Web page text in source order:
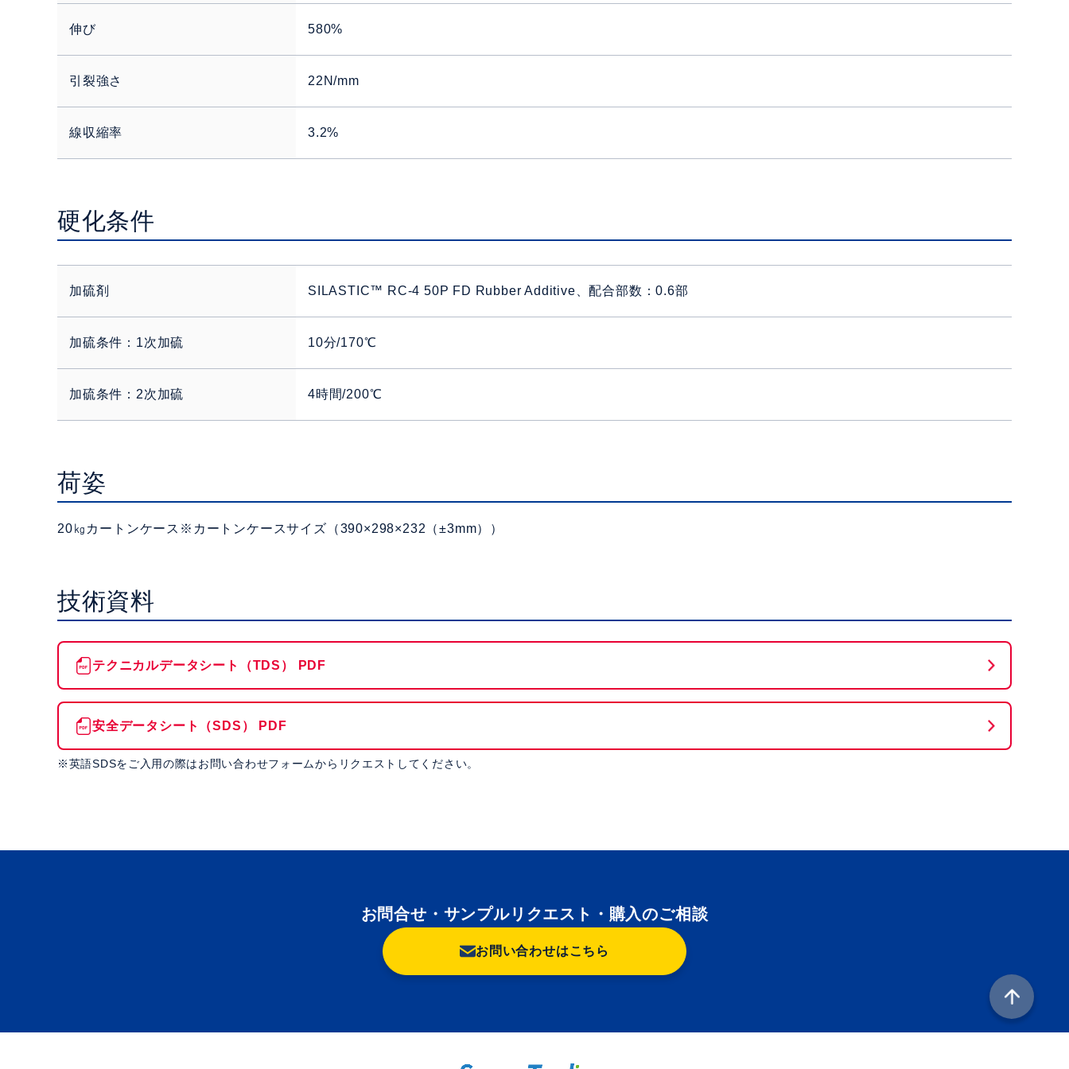
伸び 580%
引裂強さ 22N/mm
線収縮率 3.2%
硬化条件
加硫剤 SILASTIC™ RC-4 50P FD Rubber Additive、配合部数：0.6部
加硫条件：1次加硫 10分/170℃
加硫条件：2次加硫 4時間/200℃
荷姿
20㎏カートンケース ※カートンケースサイズ （390×298×232（±3mm））
技術資料
テクニカルデータシート（TDS） PDF
安全データシート（SDS） PDF
※英語SDSをご入用の際はお問い合わせフォームからリクエストしてください。
お問合せ・サンプルリクエスト・購入のご相談
お問い合わせはこちら